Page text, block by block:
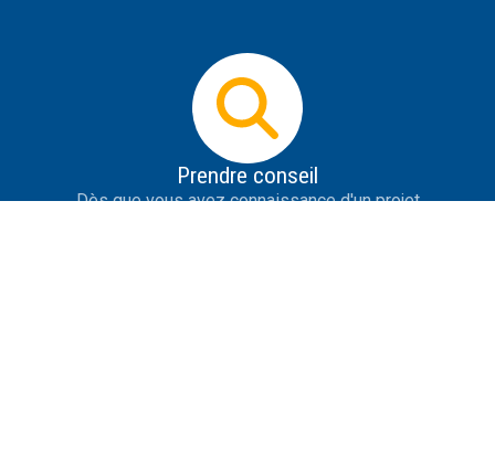
Prendre conseil
Dès que vous avez connaissance d'un projet